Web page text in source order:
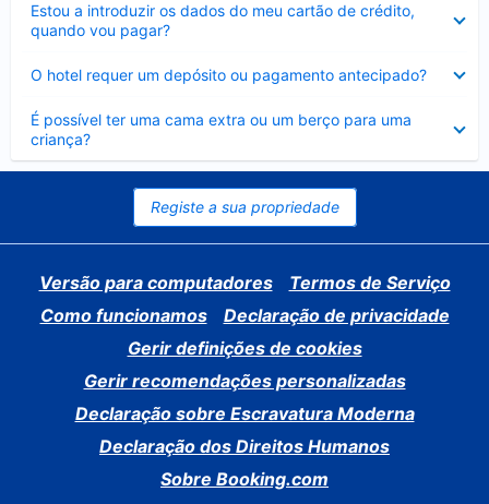
Estou a introduzir os dados do meu cartão de crédito,
quando vou pagar?
fechado
O hotel requer um depósito ou pagamento antecipado?
fechado
É possível ter uma cama extra ou um berço para uma
criança?
Elemento
fechado
Registe a sua propriedade
Versão para computadores
Termos de Serviço
Como funcionamos
Declaração de privacidade
Gerir definições de cookies
Gerir recomendações personalizadas
Declaração sobre Escravatura Moderna
Declaração dos Direitos Humanos
Sobre Booking.com